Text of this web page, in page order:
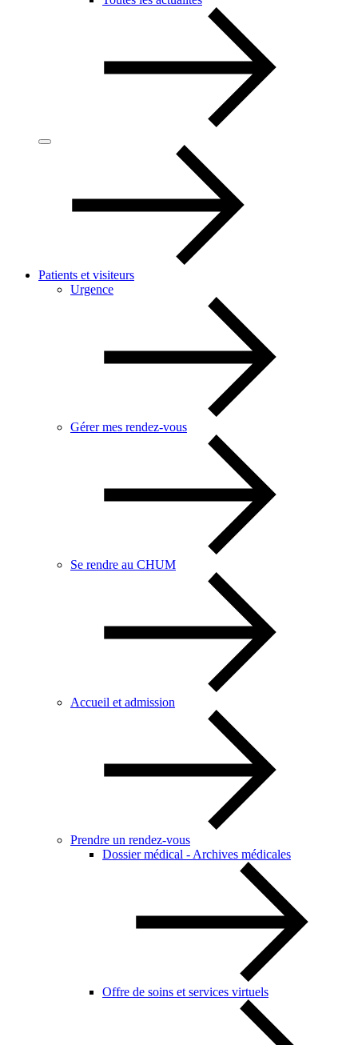
Patients et visiteurs
Urgence
Gérer mes rendez-vous
Se rendre au CHUM
Accueil et admission
Prendre un rendez-vous
Dossier médical - Archives médicales
Offre de soins et services virtuels